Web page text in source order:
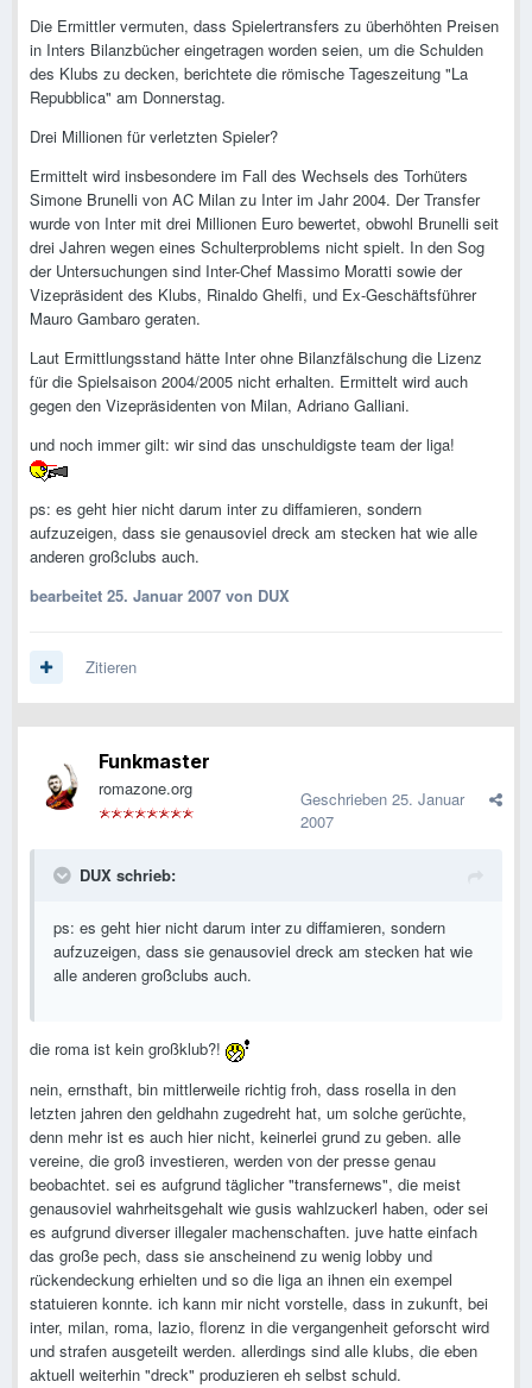
Die Ermittler vermuten, dass Spielertransfers zu überhöhten Preisen
in Inters Bilanzbücher eingetragen worden seien, um die Schulden
des Klubs zu decken, berichtete die römische Tageszeitung "La
Repubblica" am Donnerstag.
Drei Millionen für verletzten Spieler?
Ermittelt wird insbesondere im Fall des Wechsels des Torhüters
Simone Brunelli von AC Milan zu Inter im Jahr 2004. Der Transfer
wurde von Inter mit drei Millionen Euro bewertet, obwohl Brunelli seit
drei Jahren wegen eines Schulterproblems nicht spielt. In den Sog
der Untersuchungen sind Inter-Chef Massimo Moratti sowie der
Vizepräsident des Klubs, Rinaldo Ghelfi, und Ex-Geschäftsführer
Mauro Gambaro geraten.
Laut Ermittlungsstand hätte Inter ohne Bilanzfälschung die Lizenz
für die Spielsaison 2004/2005 nicht erhalten. Ermittelt wird auch
gegen den Vizepräsidenten von Milan, Adriano Galliani.
und noch immer gilt: wir sind das unschuldigste team der liga!
ps: es geht hier nicht darum inter zu diffamieren, sondern
aufzuzeigen, dass sie genausoviel dreck am stecken hat wie alle
anderen großclubs auch.
bearbeitet 25. Januar 2007 von DUX
Zitieren
Funkmaster
romazone.org Geschrieben 25. Januar
2007
DUX schrieb:
ps: es geht hier nicht darum inter zu diffamieren, sondern
aufzuzeigen, dass sie genausoviel dreck am stecken hat wie
alle anderen großclubs auch.
die roma ist kein großklub?!
nein, ernsthaft, bin mittlerweile richtig froh, dass rosella in den
letzten jahren den geldhahn zugedreht hat, um solche gerüchte,
denn mehr ist es auch hier nicht, keinerlei grund zu geben. alle
vereine, die groß investieren, werden von der presse genau
beobachtet. sei es aufgrund täglicher "transfernews", die meist
genausoviel wahrheitsgehalt wie gusis wahlzuckerl haben, oder sei
es aufgrund diverser illegaler machenschaften. juve hatte einfach
das große pech, dass sie anscheinend zu wenig lobby und
rückendeckung erhielten und so die liga an ihnen ein exempel
statuieren konnte. ich kann mir nicht vorstelle, dass in zukunft, bei
inter, milan, roma, lazio, florenz in die vergangenheit geforscht wird
und strafen ausgeteilt werden. allerdings sind alle klubs, die eben
aktuell weiterhin "dreck" produzieren eh selbst schuld.